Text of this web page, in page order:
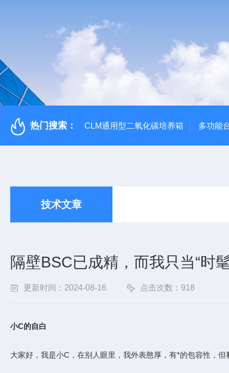
热门搜索： CLM通用型二氧化碳培养箱 多功能
技术文章
隔壁BSC已成精，而我只当“时
更新时间：2024-08-16 点击次数：918
小C的自白
大家好，我是小C，在别人眼里，我外表憨厚，有*的包容性，但